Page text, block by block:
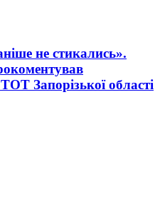
не стикались».
Запорізької області